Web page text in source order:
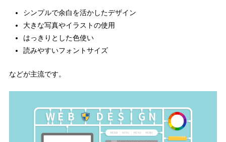
シンプルで余白を活かしたデザイン
大きな写真やイラストの使用
はっきりとした色使い
読みやすいフォントサイズ
などが主流です。